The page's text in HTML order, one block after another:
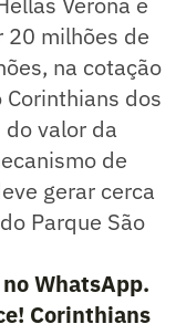
milhões de
na cotação
dos
valor da
de
gerar cerca
Parque São
WhatsApp.
Corinthians